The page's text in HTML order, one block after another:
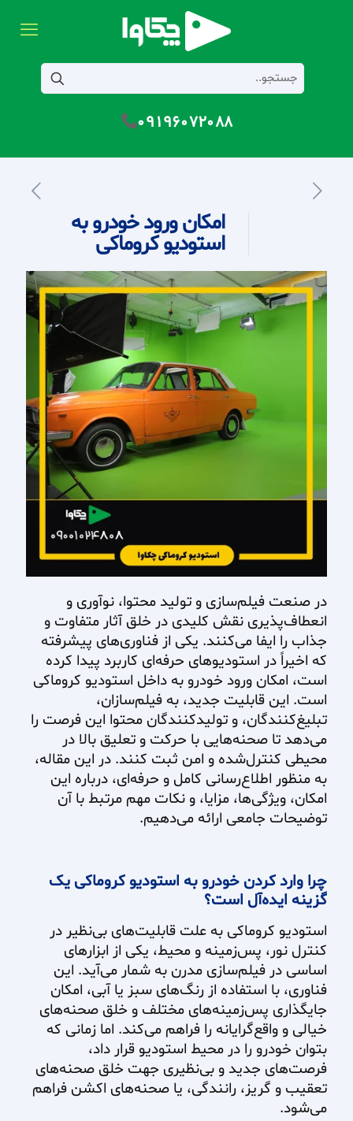
09196072088
امکان ورود خودرو به
استودیو کروماکی
در صنعت فیلم‌سازی و تولید محتوا، نوآوری و
انعطاف‌پذیری نقش کلیدی در خلق آثار متفاوت و
جذاب را ایفا می‌کنند. یکی از فناوری‌های پیشرفته
که اخیراً در استودیوهای حرفه‌ای کاربرد پیدا کرده
است، امکان ورود خودرو به داخل استودیو کروماکی
است. این قابلیت جدید، به فیلم‌سازان،
تبلیغ‌کنندگان، و تولیدکنندگان محتوا این فرصت را
می‌دهد تا صحنه‌هایی با حرکت و تعلیق بالا در
محیطی کنترل‌شده و امن ثبت کنند. در این مقاله،
به منظور اطلاع‌رسانی کامل و حرفه‌ای، درباره این
امکان، ویژگی‌ها، مزایا، و نکات مهم مرتبط با آن
توضیحات جامعی ارائه می‌دهیم.
چرا وارد کردن خودرو به استودیو کروماکی یک
گزینه ایده‌آل است؟
استودیو کروماکی به علت قابلیت‌های بی‌نظیر در
کنترل نور، پس‌زمینه و محیط، یکی از ابزارهای
اساسی در فیلم‌سازی مدرن به شمار می‌آید. این
فناوری، با استفاده از رنگ‌های سبز یا آبی، امکان
جایگذاری پس‌زمینه‌های مختلف و خلق صحنه‌های
خیالی و واقع‌گرایانه را فراهم می‌کند. اما زمانی که
بتوان خودرو را در محیط استودیو قرار داد،
فرصت‌های جدید و بی‌نظیری جهت خلق صحنه‌های
تعقیب و گریز، رانندگی، یا صحنه‌های اکشن فراهم
می‌شود.